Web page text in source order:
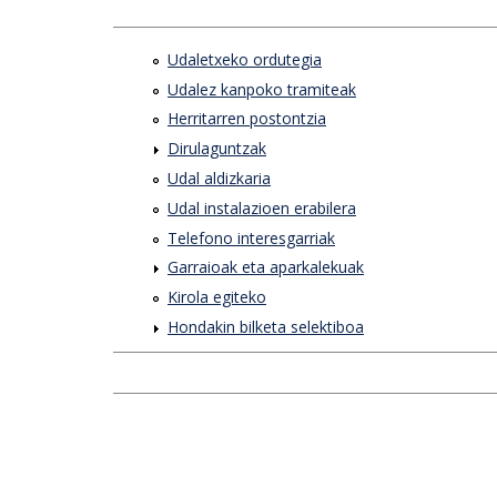
Udaletxeko ordutegia
Udalez kanpoko tramiteak
Herritarren postontzia
Dirulaguntzak
Udal aldizkaria
Udal instalazioen erabilera
Telefono interesgarriak
Garraioak eta aparkalekuak
Kirola egiteko
Hondakin bilketa selektiboa